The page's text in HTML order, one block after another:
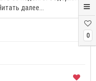
0
далее...